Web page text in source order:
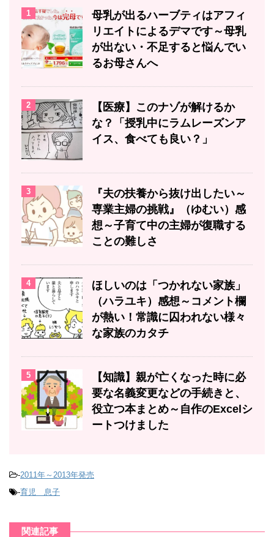
1
母乳が出るハーブティはアフィ
リエイトによるデマです～母乳
が出ない・不足すると悩んでい
るお母さんへ
2
【医療】このナゾが解けるか
な？「授乳中にラムレーズンア
イス、食べても良い？」
3
『夫の扶養から抜け出したい～
専業主婦の挑戦』（ゆむい）感
想～子育て中の主婦が復職する
ことの難しさ
4
ほしいのは「つかれない家族」
（ハラユキ）感想～コメント欄
が熱い！常識に囚われない様々
な家族のカタチ
5
【知識】親が亡くなった時に必
要な名義変更などの手続きと、
役立つ本まとめ～自作のExcelシ
ートつけました
-2011年～2013年発売
-育児 息子
関連記事